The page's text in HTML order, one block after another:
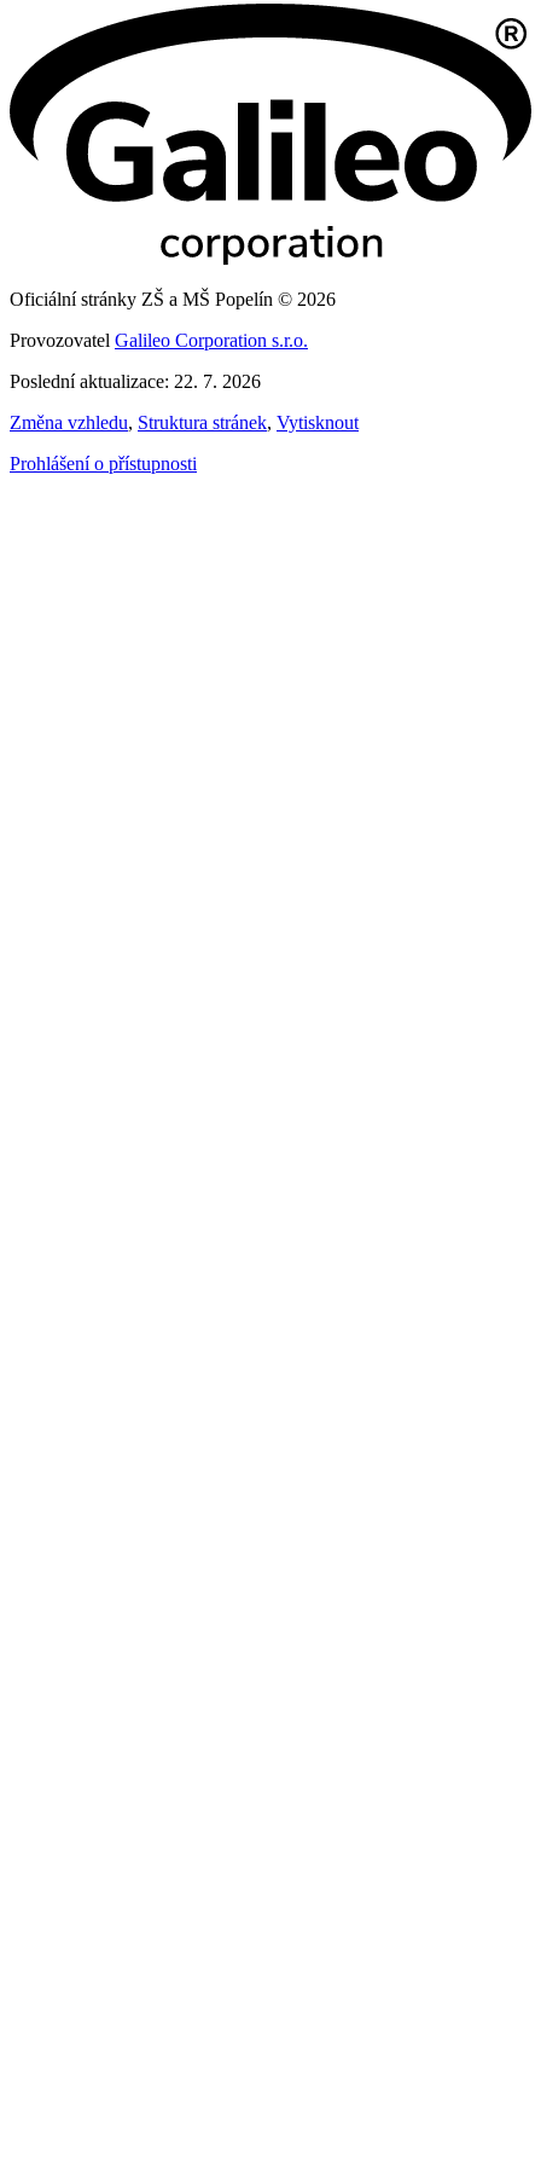
Oficiální stránky ZŠ a MŠ Popelín © 2026
Provozovatel Galileo Corporation s.r.o.
Poslední aktualizace: 22. 7. 2026
Změna vzhledu, Struktura stránek, Vytisknout
Prohlášení o přístupnosti